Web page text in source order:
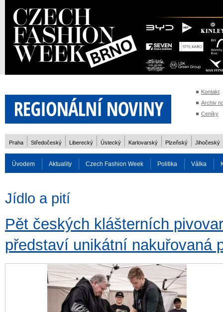
Kontakt
Archiv
Ceníky
Praha Středočeský Liberecký Ústecký Karlovarský Plzeňský Jihočeský
Úvodem Aktuality Czech Fashion Week Politika Válka
Jídlo a pití
Pět českých klášterních
představí unikátní nakuřovaná